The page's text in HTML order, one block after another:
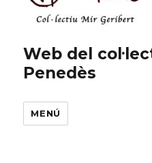
Web del
Penedès
MENÚ